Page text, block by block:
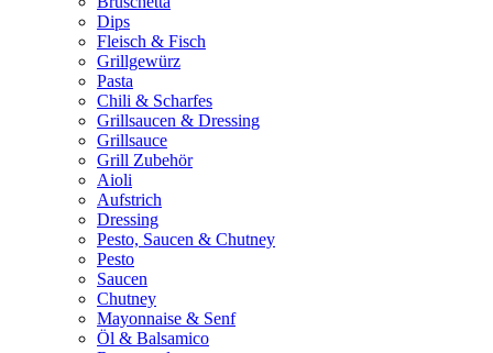
Dips
Fleisch & Fisch
Grillgewürz
Pasta
Chili & Scharfes
Grillsaucen & Dressing
Grillsauce
Grill Zubehör
Aioli
Aufstrich
Dressing
Pesto, Saucen & Chutney
Pesto
Saucen
Chutney
Mayonnaise & Senf
Öl & Balsamico